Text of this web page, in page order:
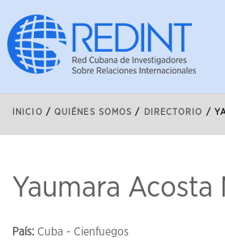
INICIO / QUIÉNES SOMOS / DIRECTORIO /
Yaumara Acosta
País: Cuba - Cienfuegos